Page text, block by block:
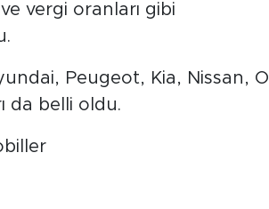
vergi oranları gibi
Peugeot, Kia, Nissan, O
da belli oldu.